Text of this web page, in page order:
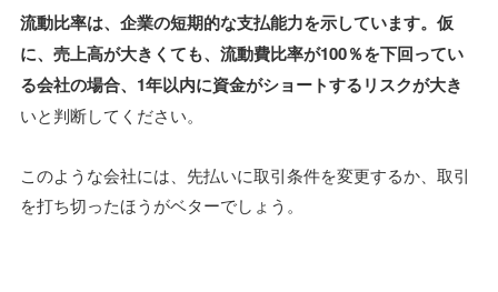
流動比率は、企業の短期的な支払能力を示しています。仮
に、売上高が大きくても、流動費比率が100％を下回ってい
る会社の場合、1年以内に資金がショートするリスクが大き
いと判断してください。
このような会社には、先払いに取引条件を変更するか、取引
を打ち切ったほうがベターでしょう。